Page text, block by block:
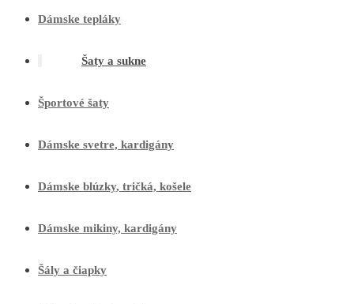
Dámske tepláky
Šaty a sukne
Športové šaty
Dámske svetre, kardigány
Dámske blúzky, tričká, košele
Dámske mikiny, kardigány
Šály a čiapky